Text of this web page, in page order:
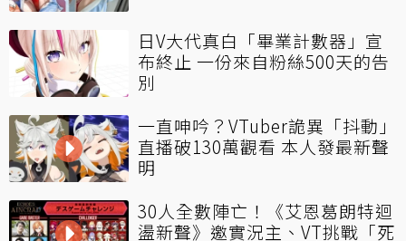
日V大代真白「畢業計數器」宣
布終止 一份來自粉絲500天的告
別
一直呻吟？VTuber詭異「抖動」
直播破130萬觀看 本人發最新聲
明
30人全數陣亡！《艾恩葛朗特迴
盪新聲》邀實況主、VT挑戰「死